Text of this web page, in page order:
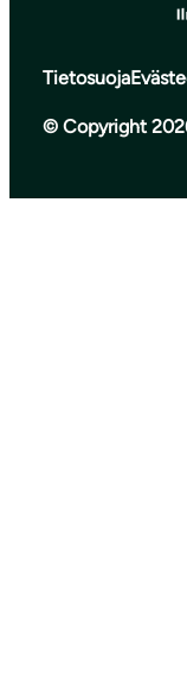
Tietosuoja
© Copyright